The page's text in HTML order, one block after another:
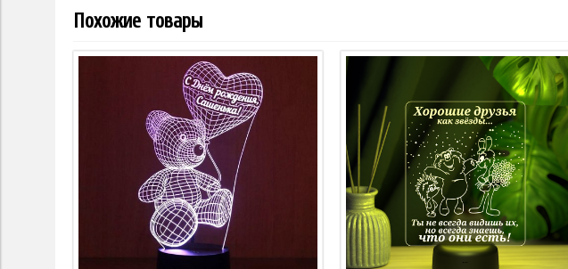
Похожие товары